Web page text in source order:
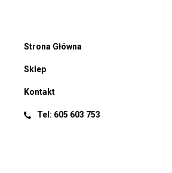
Strona Główna
Sklep
Kontakt
Tel: 605 603 753